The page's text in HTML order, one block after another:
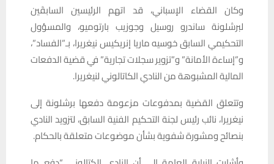
وكان القضاء الإسباني، قد اتهم الرئيسين السابقَين
لبرشلونة ساندرو روسيل وجوزيب بارتوميو، والمسؤول
التحكيمي السابق خوسيه ماريا إنريكيس نيغريرا، بـ”الفساد”،
و”إساءة الأمانة” و”تزوير سجلات تجارية” في قضية الدفعات
المالية المشبوهة من النادي الكاتالوني لنيغريرا.
وتتعلق القضية بمدفوعات مزعومة دفعها برشلونة إلى
نيغريرا، نائب رئيس لجنة التحكيم الفنية السابق، لتزويد النادي
بنصائح ومشورة شفوية بشأن موضوعات متعلقة بالحكام.